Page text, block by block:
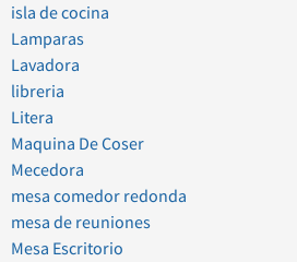
isla de cocina
Lamparas
Lavadora
libreria
Litera
Maquina De Coser
Mecedora
mesa comedor redonda
mesa de reuniones
Mesa Escritorio